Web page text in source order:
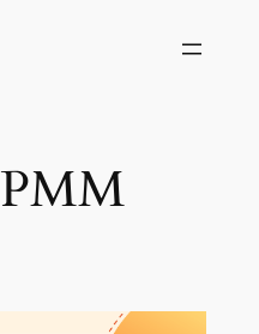
PMM